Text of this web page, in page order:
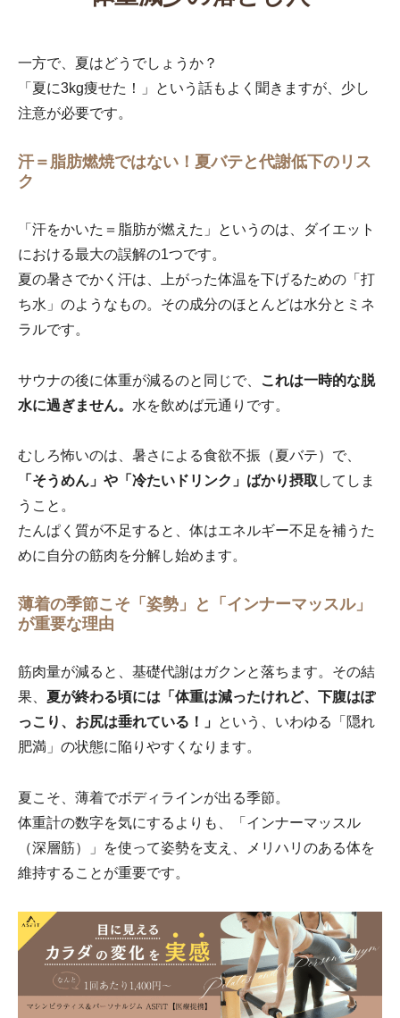
一方で、夏はどうでしょうか？
「夏に3kg痩せた！」という話もよく聞きますが、少し
注意が必要です。
汗＝脂肪燃焼ではない！夏バテと代謝低下のリス
ク
「汗をかいた＝脂肪が燃えた」というのは、ダイエット
における最大の誤解の1つです。
夏の暑さでかく汗は、上がった体温を下げるための「打
ち水」のようなもの。その成分のほとんどは水分とミネ
ラルです。
サウナの後に体重が減るのと同じで、
これは一時的な脱
水に過ぎません。 水を飲めば元通りです。
むしろ怖いのは、暑さによる食欲不振（夏バテ）で、
「そうめん」や「冷たいドリンク」ばかり摂取 してしま
うこと。
たんぱく質が不足すると、体はエネルギー不足を補うた
めに自分の筋肉を分解し始めます。
薄着の季節こそ「姿勢」と「インナーマッスル」
が重要な理由
筋肉量が減ると、基礎代謝はガクンと落ちます。その結
果、 夏が終わる頃には「体重は減ったけれど、下腹はぽ
っこり、お尻は垂れている！」 という、いわゆる「隠れ
肥満」の状態に陥りやすくなります。
夏こそ、薄着でボディラインが出る季節。
体重計の数字を気にするよりも、「インナーマッスル
（深層筋）」を使って姿勢を支え、メリハリのある体を
維持することが重要です。